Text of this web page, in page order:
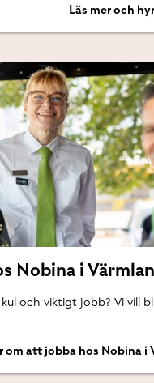
Läs mer och
Nobina i
och viktigt jobb? Vi vill
om att jobba hos Nobina i